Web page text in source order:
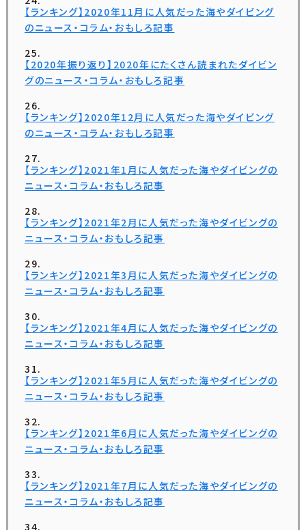
【ランキング】2020年11月に人気だった海やダイビング
のニュース・コラム・おもしろ記事
【2020年振り返り】2020年にたくさん読まれたダイビン
グのニュース・コラム・おもしろ記事
【ランキング】2020年12月に人気だった海やダイビング
のニュース・コラム・おもしろ記事
【ランキング】2021年1月に人気だった海やダイビングの
ニュース・コラム・おもしろ記事
【ランキング】2021年2月に人気だった海やダイビングの
ニュース・コラム・おもしろ記事
【ランキング】2021年3月に人気だった海やダイビングの
ニュース・コラム・おもしろ記事
【ランキング】2021年4月に人気だった海やダイビングの
ニュース・コラム・おもしろ記事
【ランキング】2021年5月に人気だった海やダイビングの
ニュース・コラム・おもしろ記事
【ランキング】2021年6月に人気だった海やダイビングの
ニュース・コラム・おもしろ記事
【ランキング】2021年7月に人気だった海やダイビングの
ニュース・コラム・おもしろ記事